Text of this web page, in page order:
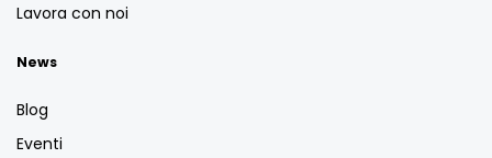
Lavora con noi
News
Blog
Eventi